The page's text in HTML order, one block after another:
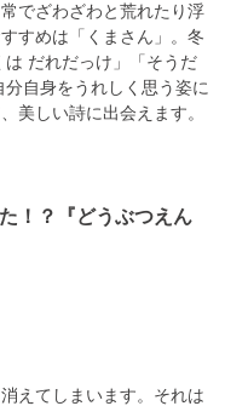
でざわざわと荒れたり浮
すめは「くまさん」。冬
だれだっけ」「そうだ
自身をうれしく思う姿に
美しい詩に出会えます。
！？『どうぶつえん
えてしまいます。それは